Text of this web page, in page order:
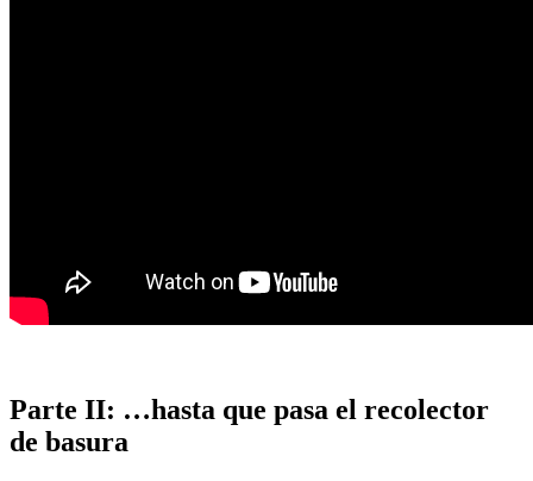
Parte II: …hasta que pasa el recolector
de basura